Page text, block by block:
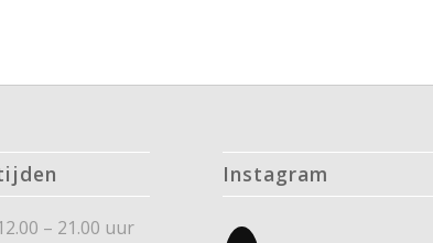
– 21.00 uur
Instagram